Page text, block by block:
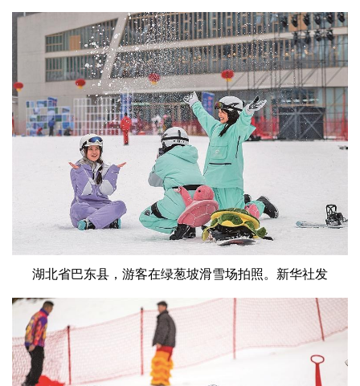
湖北省巴东县，游客在绿葱坡滑雪场拍照。新华社发